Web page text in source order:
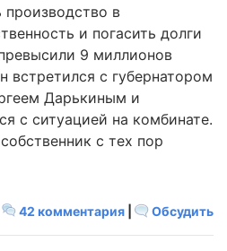
производство в
и погасить долги
9 миллионов
встретился с губернатором
Дарькиным и
с ситуацией на комбинате.
с тех пор
42 комментария Обсудить